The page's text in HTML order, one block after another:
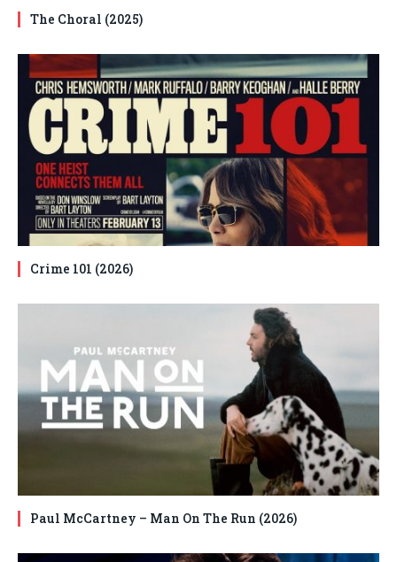
The Choral (2025)
Crime 101 (2026)
Paul McCartney – Man On The Run (2026)